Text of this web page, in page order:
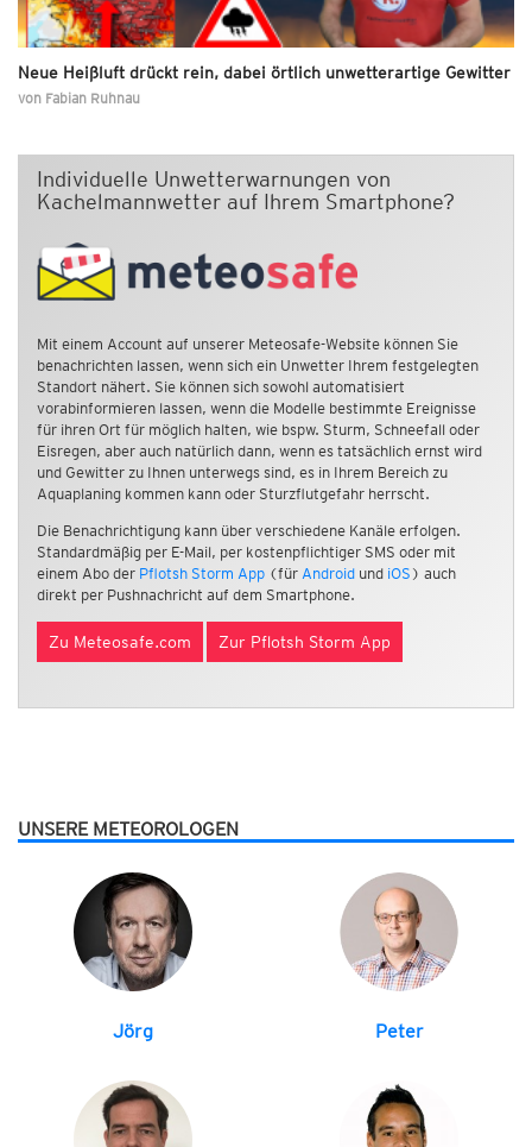
Neue Heißluft drückt rein, dabei örtlich unwetterartige Gewitter
von Fabian Ruhnau
Individuelle Unwetterwarnungen von
Kachelmannwetter auf Ihrem Smartphone?
Mit einem Account auf unserer Meteosafe-Website können Sie
benachrichten lassen, wenn sich ein Unwetter Ihrem festgelegten
Standort nähert. Sie können sich sowohl automatisiert
vorabinformieren lassen, wenn die Modelle bestimmte Ereignisse
für ihren Ort für möglich halten, wie bspw. Sturm, Schneefall oder
Eisregen, aber auch natürlich dann, wenn es tatsächlich ernst wird
und Gewitter zu Ihnen unterwegs sind, es in Ihrem Bereich zu
Aquaplaning kommen kann oder Sturzflutgefahr herrscht.
Die Benachrichtigung kann über verschiedene Kanäle erfolgen.
Standardmäßig per E-Mail, per kostenpflichtiger SMS oder mit
einem Abo der Pflotsh Storm App (für Android und iOS ) auch
direkt per Pushnachricht auf dem Smartphone.
Zu Meteosafe.com Zur Pflotsh Storm App
UNSERE METEOROLOGEN
Jörg Peter